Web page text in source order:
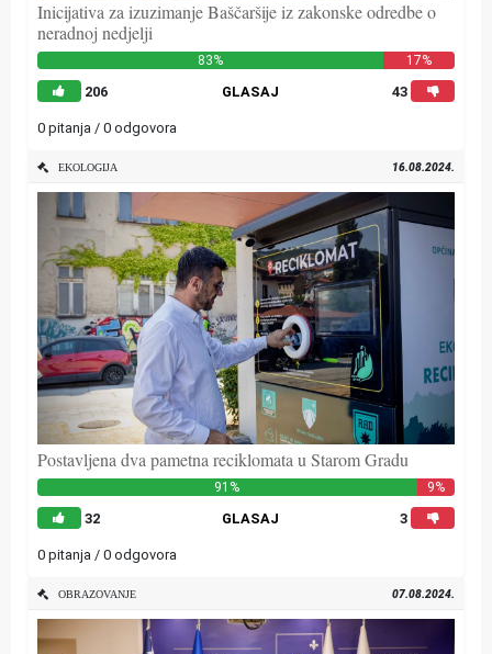
Inicijativa za izuzimanje Baščaršije iz zakonske odredbe o
neradnoj nedjelji
83% 17%
206 GLASAJ 43
0 pitanja / 0 odgovora
EKOLOGIJA 16.08.2024.
Postavljena dva pametna reciklomata u Starom Gradu
91% 9%
32 GLASAJ 3
0 pitanja / 0 odgovora
OBRAZOVANJE 07.08.2024.